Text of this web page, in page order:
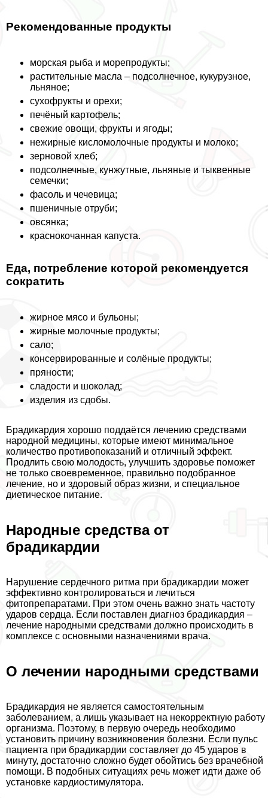
Рекомендованные продукты
морская рыба и морепродукты;
растительные масла – подсолнечное, кукурузное,
льняное;
сухофрукты и орехи;
печёный картофель;
свежие овощи, фрукты и ягоды;
нежирные кисломолочные продукты и молоко;
зерновой хлеб;
подсолнечные, кунжутные, льняные и тыквенные
семечки;
фасоль и чечевица;
пшеничные отруби;
овсянка;
краснокочанная капуста.
Еда, потрeбление которой рекомендуется
сократить
жирное мясо и бульоны;
жирные молочные продукты;
сало;
консервированные и солёные продукты;
пряности;
сладости и шоколад;
изделия из сдобы.
Брадикардия хорошо поддаётся лечению средствами
народной медицины, которые имеют минимальное
количество противопоказаний и отличный эффект.
Продлить свою молодость, улучшить здоровье поможет
не только своевременное, правильно подобранное
лечение, но и здоровый образ жизни, и специальное
диетическое питание.
Народные средства от
брадикардии
Нарушение сердечного ритма при брадикардии может
эффективно контролироваться и лечиться
фитопрепаратами. При этом очень важно знать частоту
ударов сердца. Если поставлен диагноз брадикардия –
лечение народными средствами должно происходить в
комплексе с основными назначениями врача.
О лечении народными средствами
Брадикардия не является самостоятельным
заболеванием, а лишь указывает на некорректную работу
организма. Поэтому, в первую очередь необходимо
установить причину возникновения болезни. Если пульс
пациента при брадикардии составляет до 45 ударов в
минуту, достаточно сложно будет обойтись без врачебной
помощи. В подобных ситуациях речь может идти даже об
установке кардиостимулятора.